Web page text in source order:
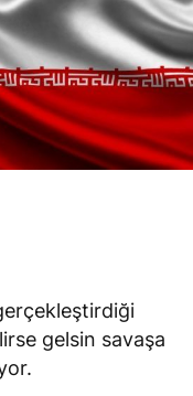
gelsin savaşa